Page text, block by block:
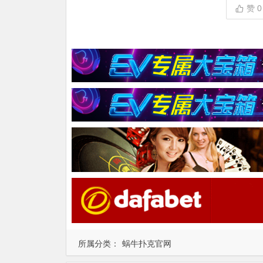
所属分类： 蜗牛扑克官网
赞 0